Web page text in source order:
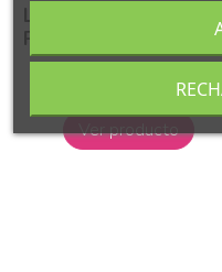
Llavero de
Peluche Capibara
Ver producto